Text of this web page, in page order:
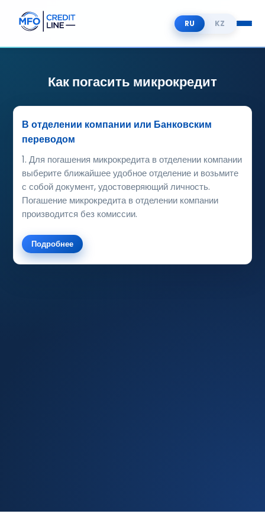
RU KZ
Как погасить микрокредит
В отделении компании или Банковским
переводом
1. Для погашения микрокредита в отделении компании
выберите ближайшее удобное отделение и возьмите
с собой документ, удостоверяющий личность.
Погашение микрокредита в отделении компании
производится без комиссии.
Подробнее